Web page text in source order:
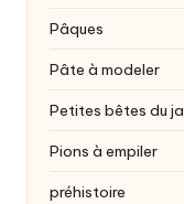
Pâques
Pâte à modeler
Petites bêtes du
Pions à empiler
préhistoire